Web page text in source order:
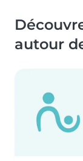
autour